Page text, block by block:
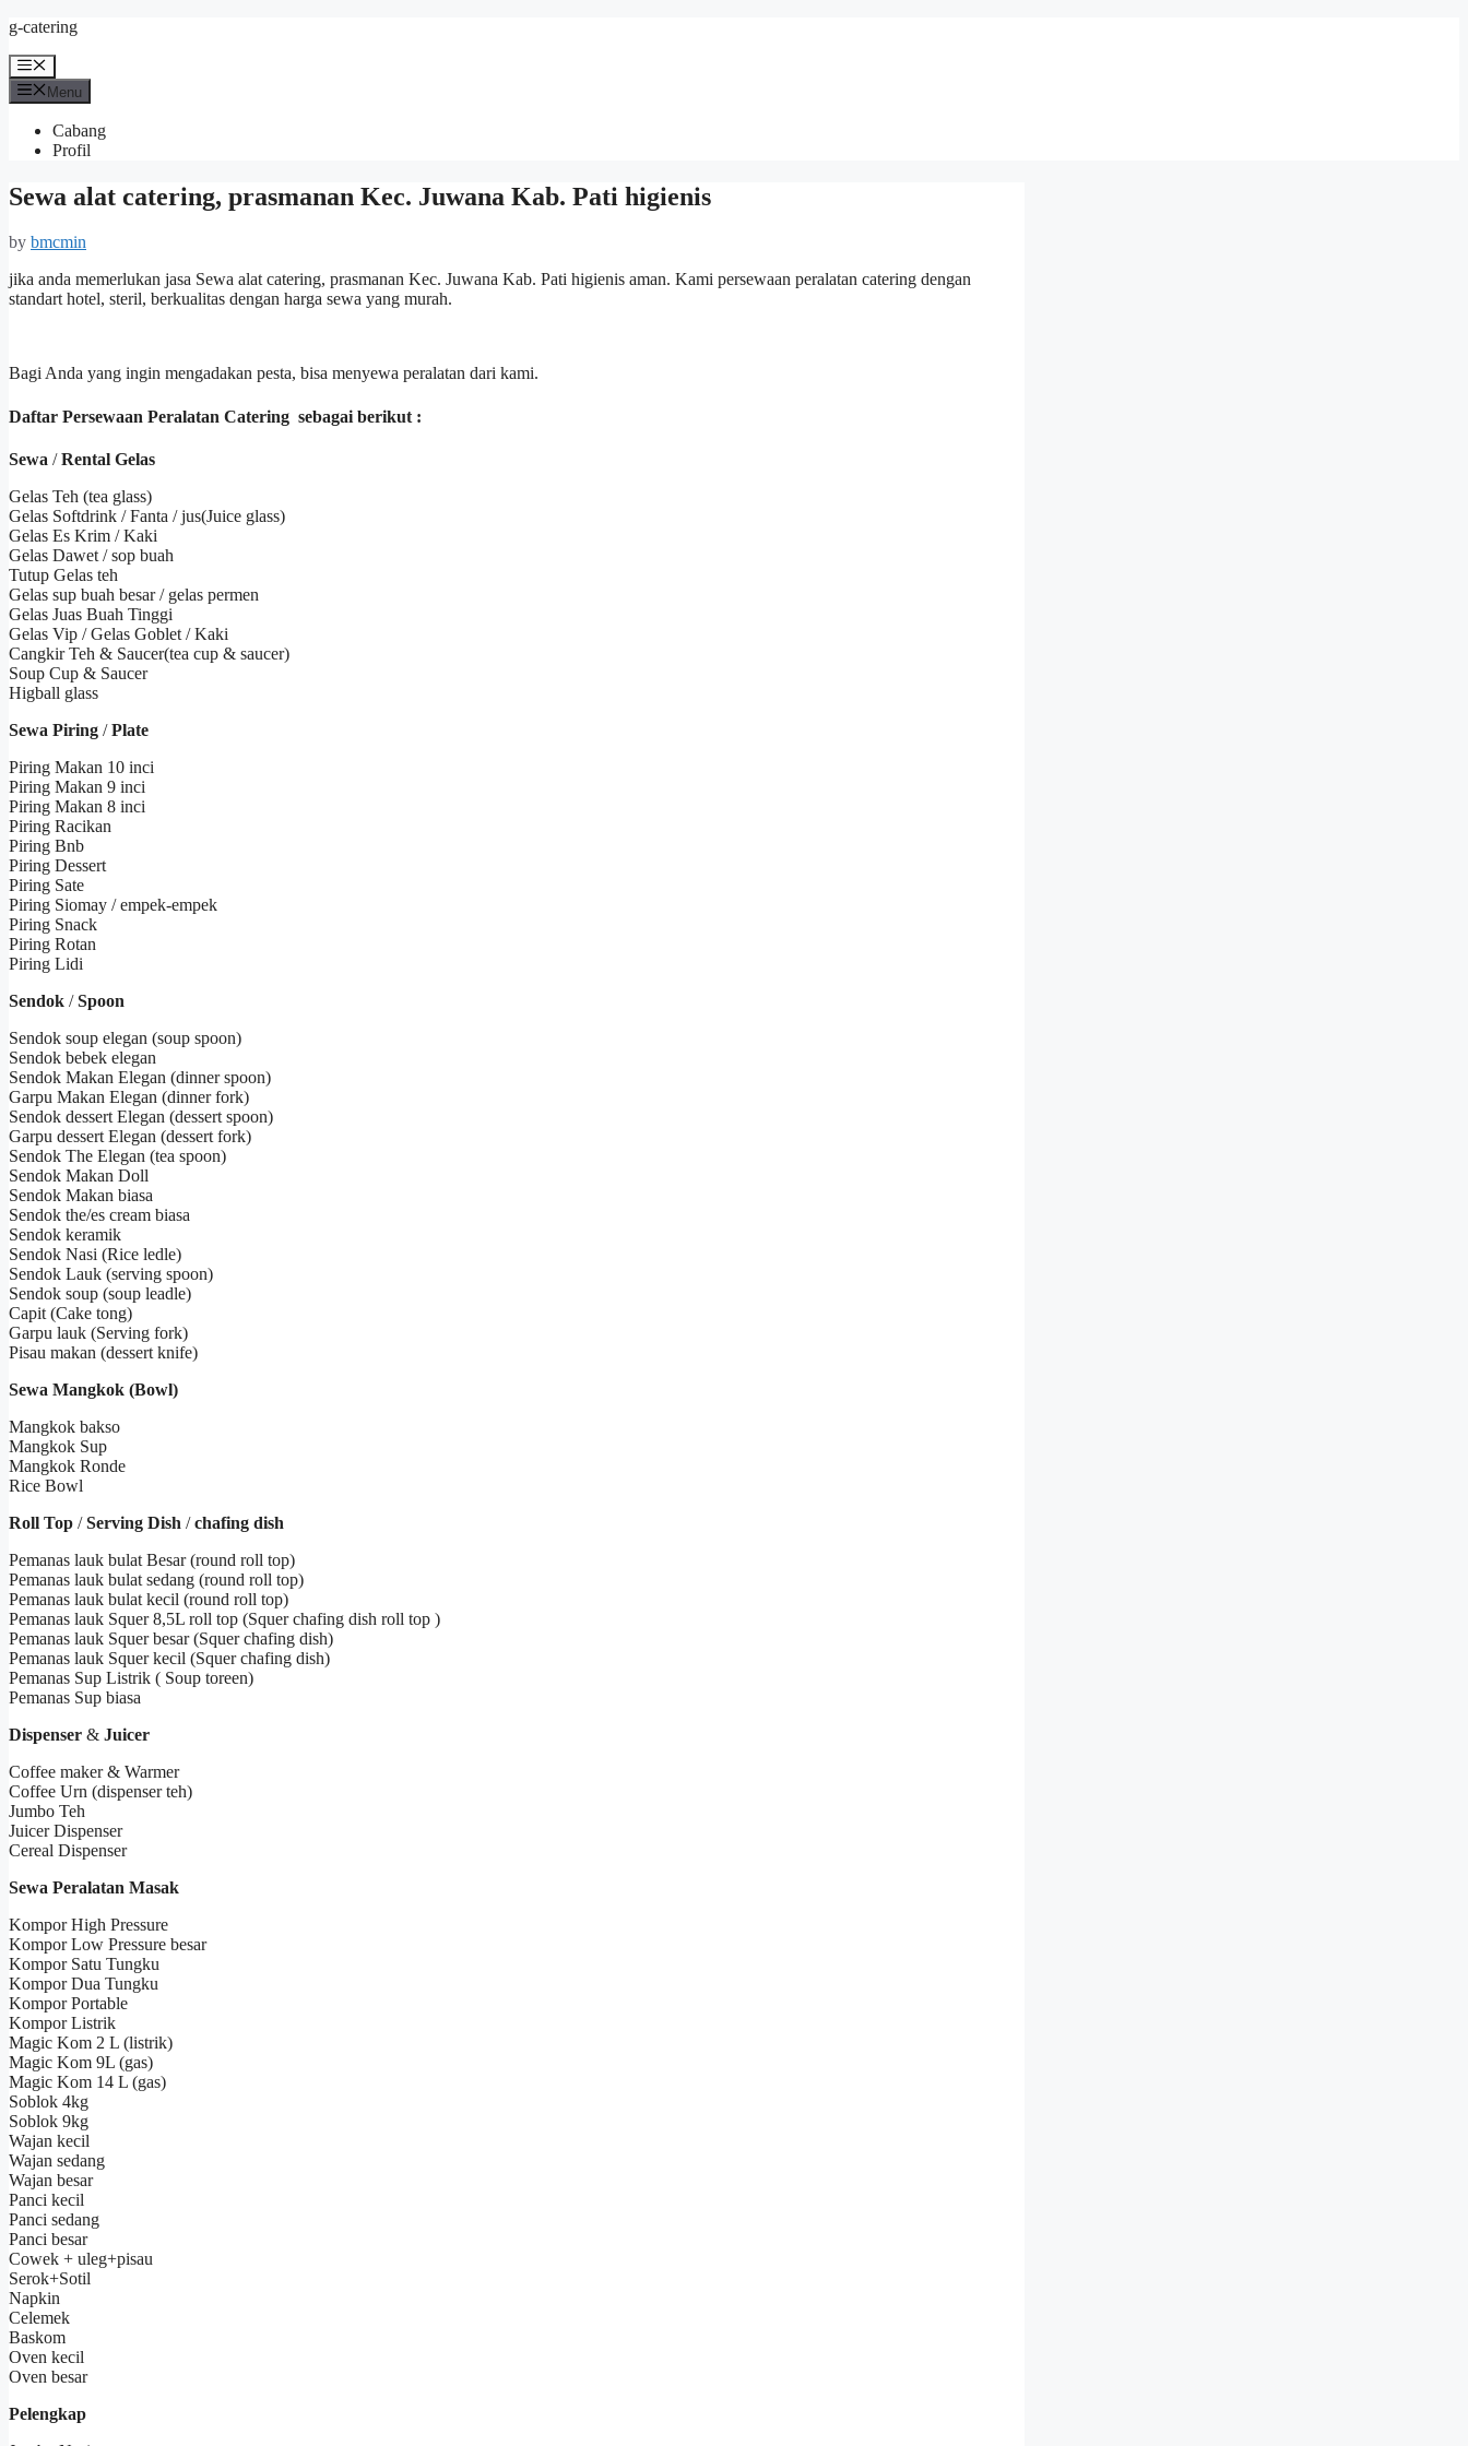
Skip
content
g-catering
Menu
Menu
Cabang
Profil
Sewa alat catering, prasmanan Kec. Juwana Kab. Pati higienis
by bmcmin
jika anda memerlukan jasa Sewa alat catering, prasmanan Kec. Juwana Kab. Pati higienis aman. Kami persewaan peralatan catering dengan
standart hotel, steril, berkualitas dengan harga sewa yang murah.
Bagi Anda yang ingin mengadakan pesta, bisa menyewa peralatan dari kami.
Daftar Persewaan Peralatan Catering sebagai berikut :
Sewa /Rental Gelas
Gelas Teh (tea glass)
Gelas Softdrink / Fanta / jus(Juice glass)
Gelas Es Krim / Kaki
Gelas Dawet / sop buah
Tutup Gelas teh
Gelas sup buah besar / gelas permen
Gelas Juas Buah Tinggi
Gelas Vip / Gelas Goblet / Kaki
Cangkir Teh & Saucer(tea cup & saucer)
Soup Cup & Saucer
Higball glass
Sewa Piring /Plate
Piring Makan 10 inci
Piring Makan 9 inci
Piring Makan 8 inci
Piring Racikan
Piring Bnb
Piring Dessert
Piring Sate
Piring Siomay / empek-empek
Piring Snack
Piring Rotan
Piring Lidi
Sendok /Spoon
Sendok soup elegan (soup spoon)
Sendok bebek elegan
Sendok Makan Elegan (dinner spoon)
Garpu Makan Elegan (dinner fork)
Sendok dessert Elegan (dessert spoon)
Garpu dessert Elegan (dessert fork)
Sendok The Elegan (tea spoon)
Sendok Makan Doll
Sendok Makan biasa
Sendok the/es cream biasa
Sendok keramik
Sendok Nasi (Rice ledle)
Sendok Lauk (serving spoon)
Sendok soup (soup leadle)
Capit (Cake tong)
Garpu lauk (Serving fork)
Pisau makan (dessert knife)
Sewa Mangkok (Bowl)
Mangkok bakso
Mangkok Sup
Mangkok Ronde
Rice Bowl
Roll Top /Serving Dish /chafing dish
Pemanas lauk bulat Besar (round roll top)
Pemanas lauk bulat sedang (round roll top)
Pemanas lauk bulat kecil (round roll top)
Pemanas lauk Squer 8,5L roll top (Squer chafing dish roll top )
Pemanas lauk Squer besar (Squer chafing dish)
Pemanas lauk Squer kecil (Squer chafing dish)
Pemanas Sup Listrik ( Soup toreen)
Pemanas Sup biasa
Dispenser & Juicer
Coffee maker & Warmer
Coffee Urn (dispenser teh)
Jumbo Teh
Juicer Dispenser
Cereal Dispenser
Sewa Peralatan Masak
Kompor High Pressure
Kompor Low Pressure besar
Kompor Satu Tungku
Kompor Dua Tungku
Kompor Portable
Kompor Listrik
Magic Kom 2 L (listrik)
Magic Kom 9L (gas)
Magic Kom 14 L (gas)
Soblok 4kg
Soblok 9kg
Wajan kecil
Wajan sedang
Wajan besar
Panci kecil
Panci sedang
Panci besar
Cowek + uleg+pisau
Serok+Sotil
Napkin
Celemek
Baskom
Oven kecil
Oven besar
Pelengkap